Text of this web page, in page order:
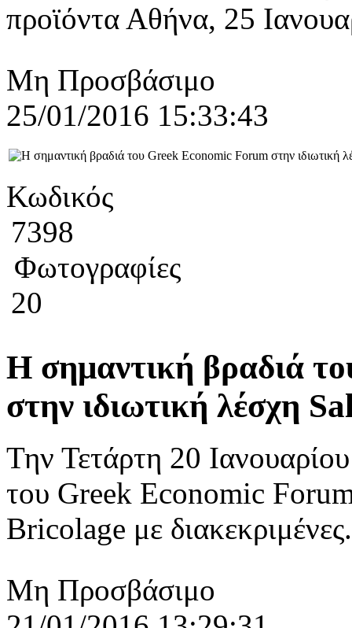
προϊόντα Αθήνα, 25
Μη Προσβάσιμο
25/01/2016 15:33:43
Κωδικός
7398
Φωτογραφίες
20
H σημαντική βραδιά
στην ιδιωτική λέσχη
Την Τετάρτη 20
του Greek Economic
Bricolage με
Μη Προσβάσιμο